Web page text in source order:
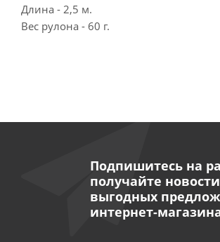
Длина - 2,5 м.
Вес рулона - 60 г.
Подпишитесь на
получайте
выгодных
интернет-